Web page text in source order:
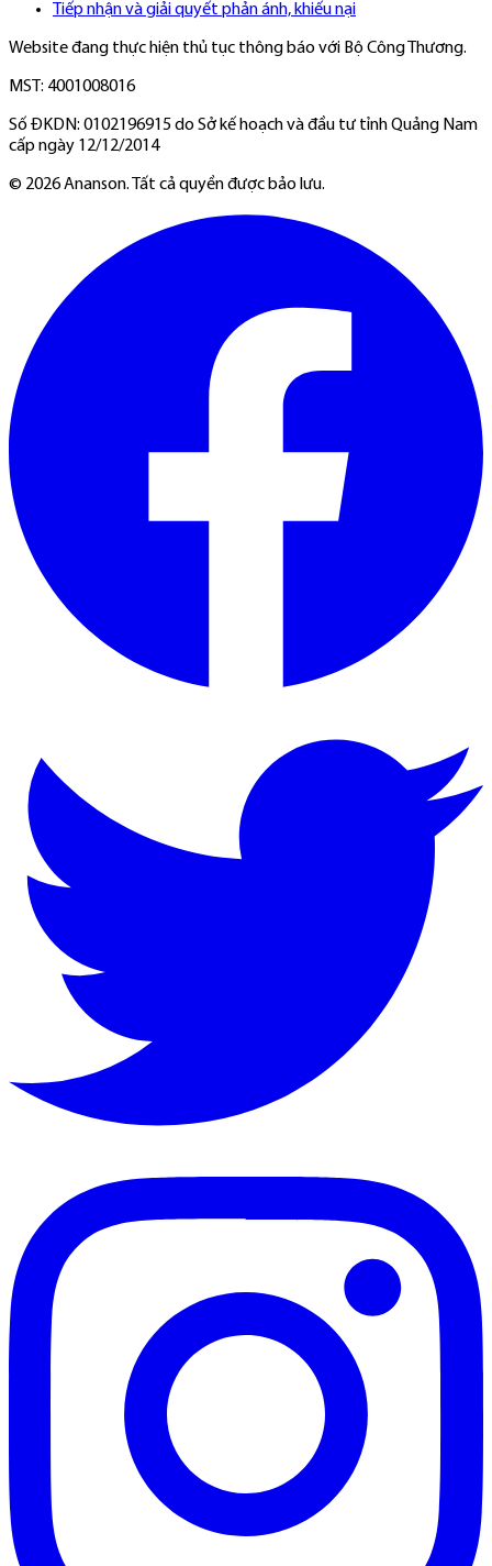
Tiếp nhận và giải quyết phản ánh, khiếu nại
Website đang thực hiện thủ tục thông báo với Bộ Công Thương.
MST: 4001008016
Số ĐKDN: 0102196915 do Sở kế hoạch và đầu tư tỉnh Quảng Nam
cấp ngày 12/12/2014
© 2026Ananson. Tất cả quyền được bảo lưu.